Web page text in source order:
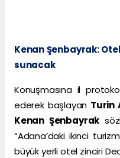
Kenan Şenbayrak:
sunacak
Konuşmasına il
ederek başlayan Turin
Kenan Şenbayrak
“Adana’daki ikinci
büyük yerli otel zinciri